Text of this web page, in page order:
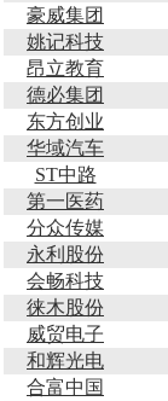
豪威集团
姚记科技
昂立教育
德必集团
东方创业
华域汽车
ST中路
第一医药
分众传媒
永利股份
会畅科技
徕木股份
威贸电子
和辉光电
合富中国